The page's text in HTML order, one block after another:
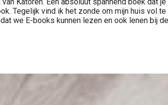
Tegelijk vind ik het zonde om mijn huis vol
we E-books kunnen lezen en ook lenen bij